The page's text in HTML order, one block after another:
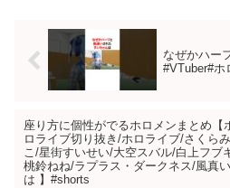
なぜかハー
#VTuber#ホ
座り方に個性がでるホロメンまとめ【
ロライブ切り抜き/ホロライブ/さくらみ
こ/星街すいせい/大空スバル/白上フブ
桃鈴ねね/ラプラス・ダークネス/風真
は 】#shorts